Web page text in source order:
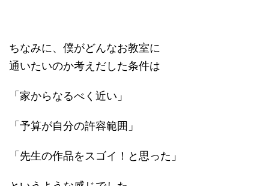
ちなみに、僕がどんなお教室に
通いたいのか考えだした条件は
「家からなるべく近い」
「予算が自分の許容範囲」
「先生の作品をスゴイ！と思った」